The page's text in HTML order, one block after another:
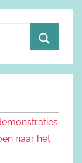
o
e
n
naar het